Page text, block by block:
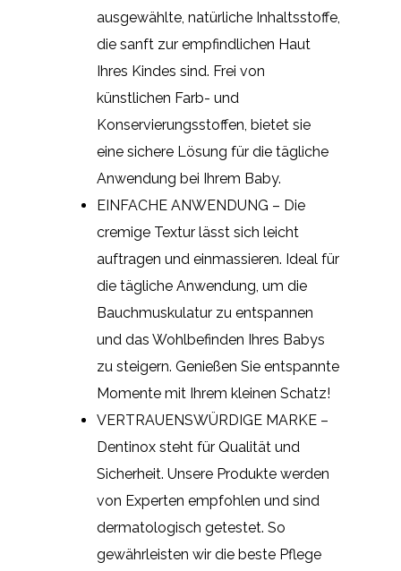
ausgewählte, natürliche Inhaltsstoffe,
die sanft zur empfindlichen Haut
Ihres Kindes sind. Frei von
künstlichen Farb- und
Konservierungsstoffen, bietet sie
eine sichere Lösung für die tägliche
Anwendung bei Ihrem Baby.
EINFACHE ANWENDUNG – Die
cremige Textur lässt sich leicht
auftragen und einmassieren. Ideal für
die tägliche Anwendung, um die
Bauchmuskulatur zu entspannen
und das Wohlbefinden Ihres Babys
zu steigern. Genießen Sie entspannte
Momente mit Ihrem kleinen Schatz!
VERTRAUENSWÜRDIGE MARKE –
Dentinox steht für Qualität und
Sicherheit. Unsere Produkte werden
von Experten empfohlen und sind
dermatologisch getestet. So
gewährleisten wir die beste Pflege